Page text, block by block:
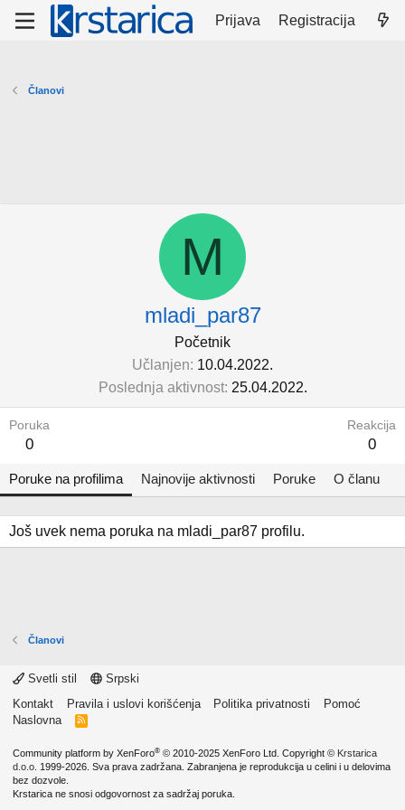
Prijava Registracija
Članovi
M
mladi_par87
Početnik
Učlanjen 10.04.2022.
Poslednja aktivnost 25.04.2022.
Poruka
0
Reakcija
0
Poruke na profilima Najnovije aktivnosti Poruke O članu
Još uvek nema poruka na mladi_par87 profilu.
Članovi
Svetli stil
Srpski
Kontakt
Pravila i uslovi korišćenja Politika privatnosti
Pomoć
Naslovna
R
Community platform by XenForo® © 2010-2025 XenForo Ltd. Copyright © Krstarica
d.o.o. 1999-2026. Sva prava zadržana. Zabranjena je reprodukcija u celini i u delovima
bez dozvole.
Krstarica ne snosi odgovornost za sadržaj poruka.